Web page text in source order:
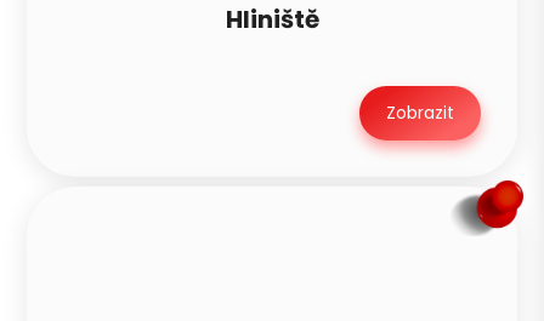
Hliniště
Zobrazit